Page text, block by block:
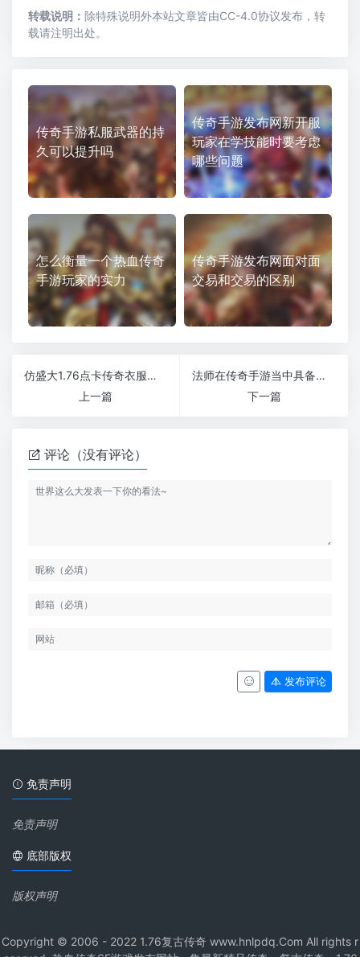
转载说明： 除特殊说明外本站文章皆由CC-4.0协议发布，转
载请注明出处。
传奇手游私服武器的持
久可以提升吗
传奇手游发布网新开服
玩家在学技能时要考虑
哪些问题
怎么衡量一个热血传奇
手游玩家的实力
传奇手游发布网面对面
交易和交易的区别
仿盛大1.76点卡传奇衣服穿戴是否需要消耗特别大的代价
上一篇
法师在传奇手游当中具备怎样的优点
下一篇
评论（没有评论）
发布评论
免责声明
免责声明
底部版权
版权声明
Copyright © 2006 - 2022 1.76复古传奇 www.hnlpdq.Com All rights r